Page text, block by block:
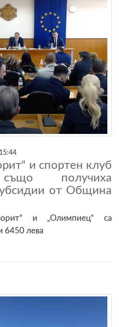
и спортен клуб
получиха
от Община
и „Олимпиец“ са
6450 лева